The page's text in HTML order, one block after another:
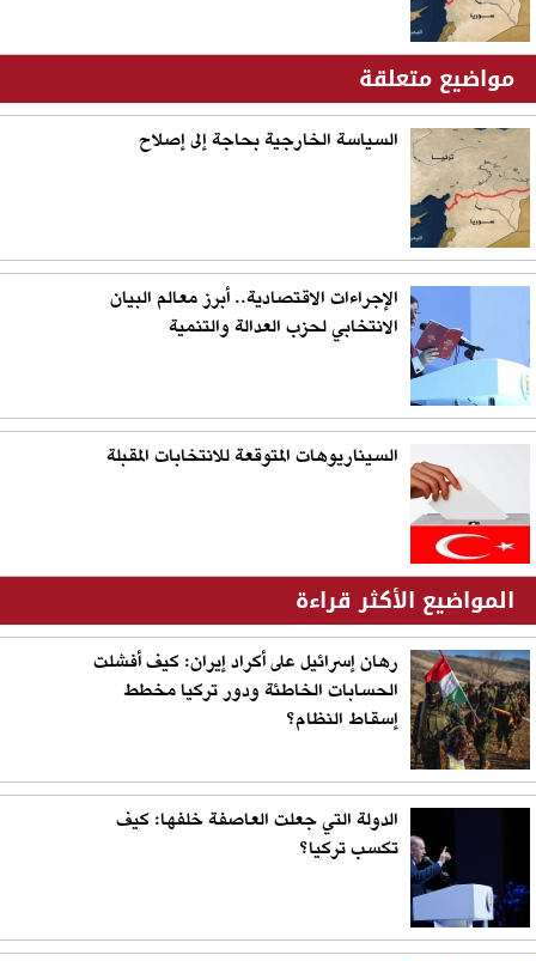
مواضيع متعلقة
السياسة الخارجية بحاجة إلى إصلاح
الإجراءات الاقتصادية.. أبرز معالم البيان
الانتخابي لحزب العدالة والتنمية
السيناريوهات المتوقعة للانتخابات المقبلة
المواضيع الأكثر قراءة
رهان إسرائيل على أكراد إيران: كيف أفشلت
الحسابات الخاطئة ودور تركيا مخطط
إسقاط النظام؟
الدولة التي جعلت العاصفة خلفها: كيف
تكسب تركيا؟